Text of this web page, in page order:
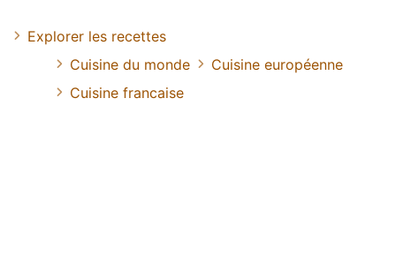
Explorer les recettes
Cuisine du monde
Cuisine européenne
Cuisine francaise